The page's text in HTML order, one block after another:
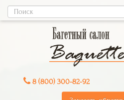
8 (800) 300-82-92